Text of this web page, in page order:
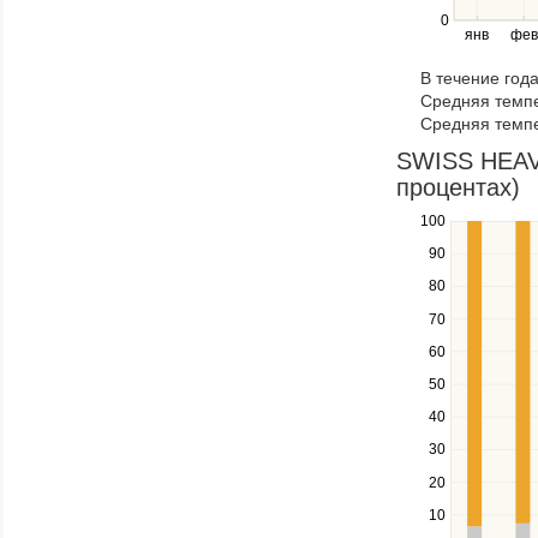
янв фев
0
right
navigate
through
items
in
a
series.
В течение
Средняя
Средняя
SWISS
процентах)
10
20
30
40
50
60
70
80
90
100
Use
the
and
down
to
navigate
series.
Use
the
and